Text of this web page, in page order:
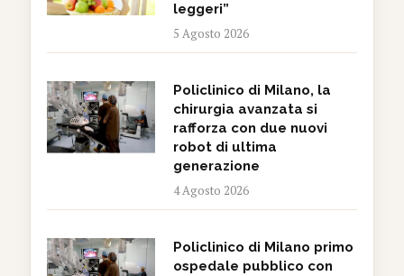
leggeri”
5 Agosto 2026
Policlinico di Milano, la
chirurgia avanzata si
rafforza con due nuovi
robot di ultima
generazione
4 Agosto 2026
Policlinico di Milano primo
ospedale pubblico con